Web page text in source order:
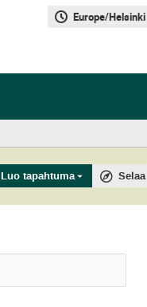
Europe/Helsinki
Luo tapahtuma Selaa